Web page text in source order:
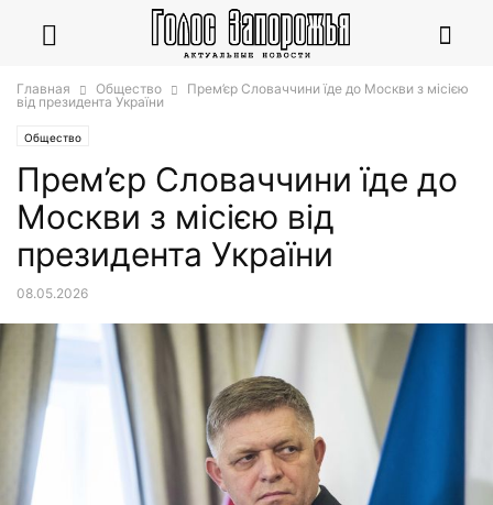
Главная Общество
Прем’єр Словаччини їде до Москви з місією
від президента України
Общество
Прем’єр Словаччини їде до
Москви з місією від
президента України
08.05.2026